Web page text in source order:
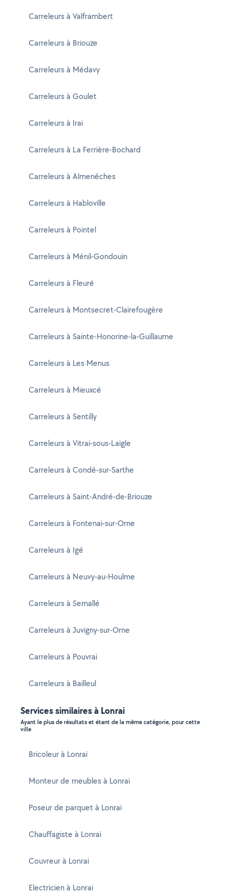
Carreleurs à Valframbert
Carreleurs à Briouze
Carreleurs à Médavy
Carreleurs à Goulet
Carreleurs à Irai
Carreleurs à La Ferrière-Bochard
Carreleurs à Almenêches
Carreleurs à Habloville
Carreleurs à Pointel
Carreleurs à Ménil-Gondouin
Carreleurs à Fleuré
Carreleurs à Montsecret-Clairefougère
Carreleurs à Sainte-Honorine-la-Guillaume
Carreleurs à Les Menus
Carreleurs à Mieuxcé
Carreleurs à Sentilly
Carreleurs à Vitrai-sous-Laigle
Carreleurs à Condé-sur-Sarthe
Carreleurs à Saint-André-de-Briouze
Carreleurs à Fontenai-sur-Orne
Carreleurs à Igé
Carreleurs à Neuvy-au-Houlme
Carreleurs à Semallé
Carreleurs à Juvigny-sur-Orne
Carreleurs à Pouvrai
Carreleurs à Bailleul
Services similaires à Lonrai
Ayant le plus de résultats et étant de la même catégorie, pour cette
ville
Bricoleur à Lonrai
Monteur de meubles à Lonrai
Poseur de parquet à Lonrai
Chauffagiste à Lonrai
Couvreur à Lonrai
Electricien à Lonrai